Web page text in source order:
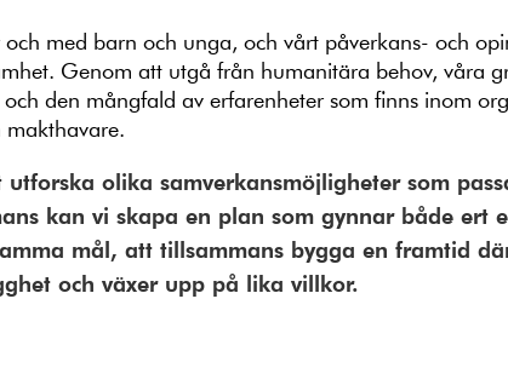
med barn och unga, och vårt påverkans- och
Genom att utgå från humanitära behov, våra
den mångfald av erfarenheter som finns inom
olika samverkansmöjligheter som
kan vi skapa en plan som gynnar både ert
mål, att tillsammans bygga en framtid
och växer upp på lika villkor.